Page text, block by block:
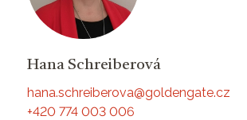
Hana Schreiberová
hana.schreiberova@goldengate.cz
+420 774 003 006